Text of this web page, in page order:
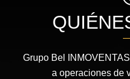
Grupo Bel
a operaciones de